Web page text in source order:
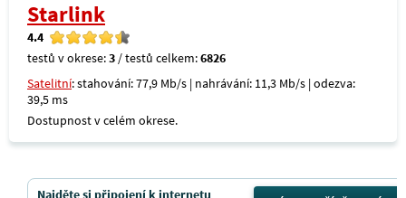
Starlink
4.4
testů v okrese:3 / testů celkem:6826
Satelitní: stahování: 77,9 Mb/s | nahrávání: 11,3 Mb/s | odezva:
39,5 ms
Dostupnost v celém okrese.
Najděte si připojení k internetu